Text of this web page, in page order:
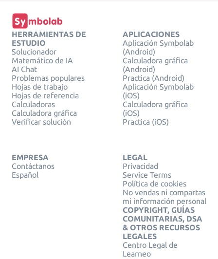
HERRAMIENTAS DE
ESTUDIO
Solucionador
Matemático de IA
AI Chat
Problemas populares
Hojas de trabajo
Hojas de referencia
Calculadoras
Calculadora gráfica
Verificar solución
APLICACIONES
Aplicación Symbolab
(Android)
Calculadora gráfica
(Android)
Practica (Android)
Aplicación Symbolab
(iOS)
Calculadora gráfica
(iOS)
Practica (iOS)
EMPRESA
Contáctanos
Español
LEGAL
Privacidad
Service Terms
Política de cookies
No vendas ni compartas
mi información personal
COPYRIGHT, GUÍAS
COMUNITARIAS, DSA
& OTROS RECURSOS
LEGALES
Centro Legal de
Learneo